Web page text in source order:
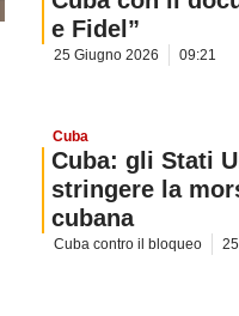
e Fidel”
25 Giugno 2026 09:21
Cuba
Cuba: gli Stati
stringere la
cubana
Cuba contro il bloqueo